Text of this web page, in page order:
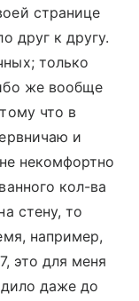
странице
друг к другу.
только
же вообще
что в
и
некомфортно
кол-ва
стену, то
например,
это для меня
даже до